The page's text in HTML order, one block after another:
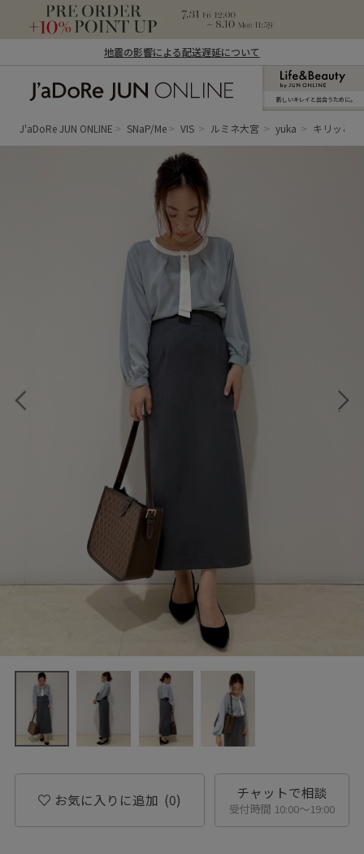
地震の影響による配送遅延について
ン オンライン）
新しいキレイと出合うために。
J'aDoRe JUN ONLINE SNaP/Me VIS ルミネ大宮 yuka キリッと
お気に入りに追加 (0) チャットで相談
受付時間 10:00〜19:00